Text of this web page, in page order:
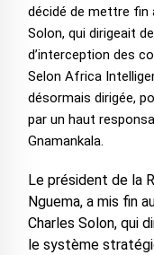
décidé de mettre fin
Solon, qui dirigeait
d’interception des
Selon Africa
désormais dirigée,
par un haut
Gnamankala.
Le président de la
Nguema, a mis fin
Charles Solon, qui
le système